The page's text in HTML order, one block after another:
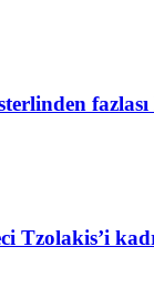
fazlası
Tzolakis’i